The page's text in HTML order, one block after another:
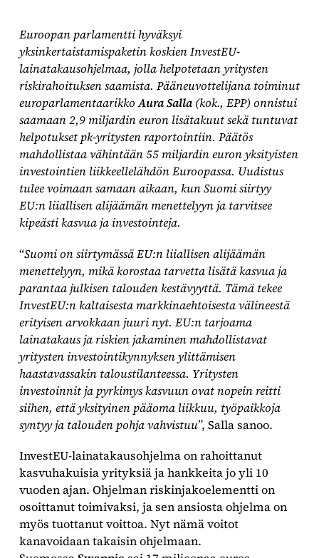
Euroopan parlamentti hyväksyi
yksinkertaistamispaketin koskien InvestEU-
lainatakausohjelmaa, jolla helpotetaan yritysten
riskirahoituksen saamista. Pääneuvottelijana toiminut
europarlamentaarikkoAura Salla(kok., EPP) onnistui
saamaan 2,9 miljardin euron lisätakuut sekä tuntuvat
helpotukset pk-yritysten raportointiin. Päätös
mahdollistaa vähintään 55 miljardin euron yksityisten
investointien liikkeellelähdön Euroopassa. Uudistus
tulee voimaan samaan aikaan, kun Suomi siirtyy
EU:n liiallisen alijäämän menettelyyn ja tarvitsee
kipeästi kasvua ja investointeja.
“Suomi on siirtymässä EU:n liiallisen alijäämän
menettelyyn, mikä korostaa tarvetta lisätä kasvua ja
parantaa julkisen talouden kestävyyttä. Tämä tekee
InvestEU:n kaltaisesta markkinaehtoisesta välineestä
erityisen arvokkaan juuri nyt. EU:n tarjoama
lainatakaus ja riskien jakaminen mahdollistavat
yritysten investointikynnyksen ylittämisen
haastavassakin taloustilanteessa. Yritysten
investoinnit ja pyrkimys kasvuun ovat nopein reitti
siihen, että yksityinen pääoma liikkuu, työpaikkoja
syntyy ja talouden pohja vahvistuu”, Salla sanoo.
InvestEU-lainatakausohjelma on rahoittanut
kasvuhakuisia yrityksiä ja hankkeita jo yli 10
vuoden ajan. Ohjelman riskinjakoelementti on
osoittanut toimivaksi, ja sen ansiosta ohjelma on
myös tuottanut voittoa. Nyt nämä voitot
kanavoidaan takaisin ohjelmaan.